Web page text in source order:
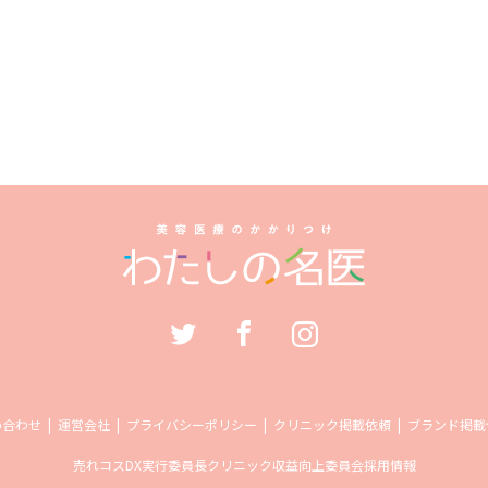
わせ 運営会社 プライバシーポリシー クリニック掲載依頼 ブランド掲
売れコスDX実行委員長クリニック収益向上委員会採用情報